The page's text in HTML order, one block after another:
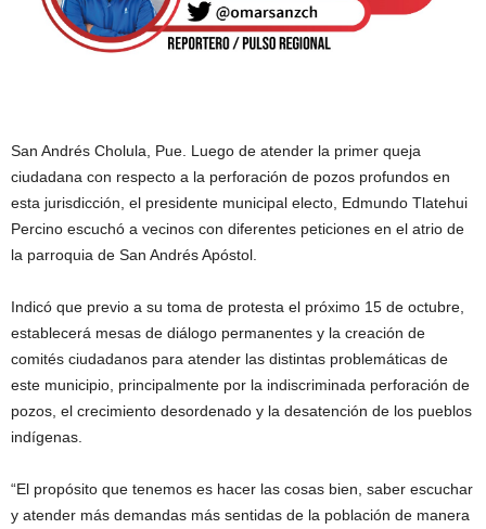
San Andrés Cholula, Pue. Luego de atender la primer queja
ciudadana con respecto a la perforación de pozos profundos en
esta jurisdicción, el presidente municipal electo, Edmundo Tlatehui
Percino escuchó a vecinos con diferentes peticiones en el atrio de
la parroquia de San Andrés Apóstol.
Indicó que previo a su toma de protesta el próximo 15 de octubre,
establecerá mesas de diálogo permanentes y la creación de
comités ciudadanos para atender las distintas problemáticas de
este municipio, principalmente por la indiscriminada perforación de
pozos, el crecimiento desordenado y la desatención de los pueblos
indígenas.
“El propósito que tenemos es hacer las cosas bien, saber escuchar
y atender más demandas más sentidas de la población de manera